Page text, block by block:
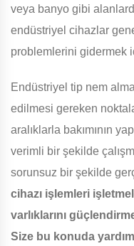
veya banyo gibi
endüstriyel cihazlar
problemlerini gidermek
Endüstriyel tip nem
edilmesi gereken
aralıklarla bakımının
verimli bir şekilde
sorunsuz bir şekilde
cihazı işlemleri
varlıklarını
Size bu konuda